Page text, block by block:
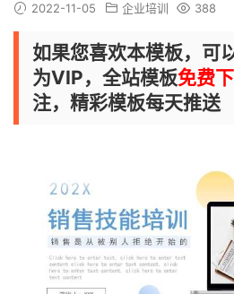
2022-11-05 企业培训 388
如果您喜欢本模板，可
为VIP，全站模板免费
注，精彩模板每天推送